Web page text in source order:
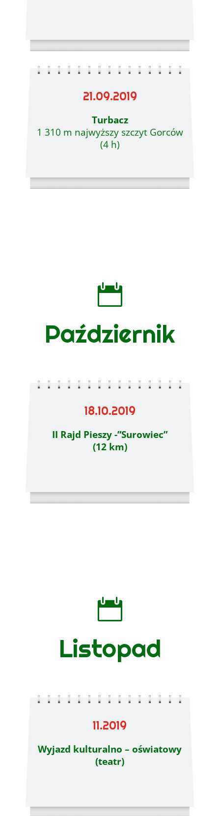
21.09.2019
Turbacz
1 310 m najwyższy szczyt Gorców
(4 h)

Październik
18.10.2019
II Rajd Pieszy -”Surowiec”
(12 km)

Listopad
11.2019
Wyjazd kulturalno – oświatowy
(teatr)